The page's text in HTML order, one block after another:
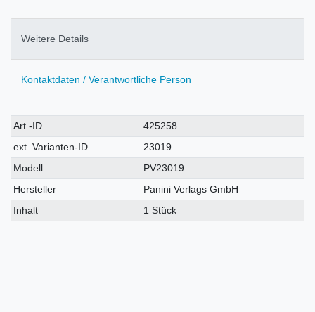
Weitere Details
Kontaktdaten / Verantwortliche Person
Technisches
Merkmal
Wert
Art.-ID
425258
ext. Varianten-ID
23019
Modell
PV23019
Hersteller
Panini Verlags GmbH
Inhalt
1 Stück